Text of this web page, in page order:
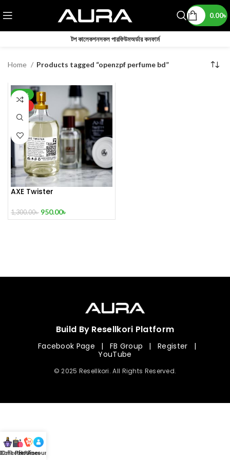
0.00৳
টপ কালেকশনসকল পারফিউমঅর্ডার কনফার্ম
Home Products tagged “openzpf perfume bd”
-27%
AXE Twister
1,300.00৳ 950.00৳
Build By Resellkori Platform
Facebook Page | FB Group | Register
|
YouTube
© 2025 Resellkori. All Rights Reserved.
mL Perfumes
Hotline
Account